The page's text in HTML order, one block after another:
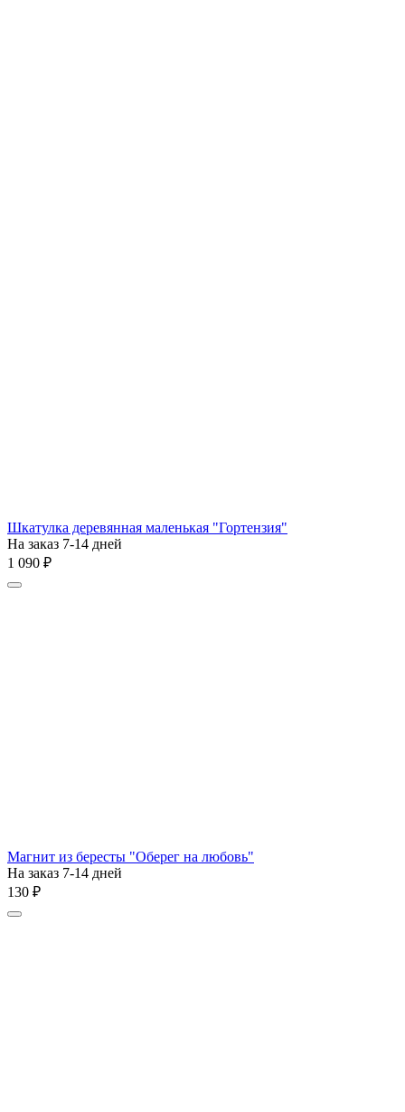
Шкатулка деревянная маленькая "Гортензия"
На заказ 7-14 дней
1 090 ₽
Магнит из бересты "Оберег на любовь"
На заказ 7-14 дней
‍130‍ ₽